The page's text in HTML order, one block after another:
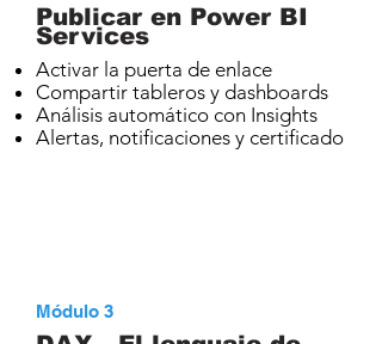
Publicar en Power BI
Services
Activar la puerta de enlace
Compartir tableros y dashboards
Análisis automático con Insights
Alertas, notificaciones y certificado
Módulo 3